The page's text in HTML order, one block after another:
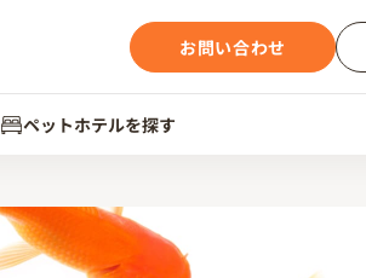
お問い合わせ
ペットホテルを探す